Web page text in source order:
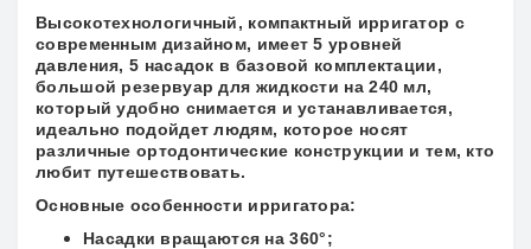
Высокотехнологичный, компактный ирригатор с
современным дизайном, имеет 5 уровней
давления, 5 насадок в базовой комплектации,
большой резервуар для жидкости на 240 мл,
который удобно снимается и устанавливается,
идеально подойдет людям, которое носят
различные ортодонтические конструкции и тем, кто
любит путешествовать.
Основные особенности ирригатора:
Насадки вращаются на 360°;